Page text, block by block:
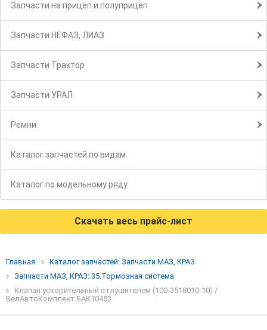
Запчасти на прицеп и полуприцеп
Запчасти НЕФАЗ, ЛИАЗ
Запчасти Трактор
Запчасти УРАЛ
Ремни
Каталог запчастей по видам
Каталог по модельному ряду
Скачать весь прайс-лист
Главная
Каталог запчастей: Запчасти МАЗ, КРАЗ
Запчасти МАЗ, КРАЗ: 35.Тормозная система
Клапан ускорительный с глушителем (100-3518010-10) /
БелАвтоКомплект БАК10453